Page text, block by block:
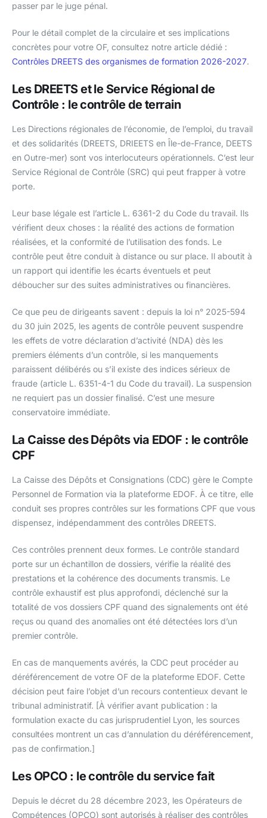
passer par le juge pénal.
Pour le détail complet de la circulaire et ses implications
concrètes pour votre OF, consultez notre article dédié :
Contrôles DREETS des organismes de formation 2026-2027.
Les DREETS et le Service Régional de
Contrôle : le contrôle de terrain
Les Directions régionales de l’économie, de l’emploi, du travail
et des solidarités (DREETS, DRIEETS en Île-de-France, DEETS
en Outre-mer) sont vos interlocuteurs opérationnels. C’est leur
Service Régional de Contrôle (SRC) qui peut frapper à votre
porte.
Leur base légale est l’article L. 6361-2 du Code du travail. Ils
vérifient deux choses : la réalité des actions de formation
réalisées, et la conformité de l’utilisation des fonds. Le
contrôle peut être conduit à distance ou sur place. Il aboutit à
un rapport qui identifie les écarts éventuels et peut
déboucher sur des suites administratives ou financières.
Ce que peu de dirigeants savent : depuis la loi n° 2025-594
du 30 juin 2025, les agents de contrôle peuvent suspendre
les effets de votre déclaration d’activité (NDA) dès les
premiers éléments d’un contrôle, si les manquements
paraissent délibérés ou s’il existe des indices sérieux de
fraude (article L. 6351-4-1 du Code du travail). La suspension
ne requiert pas un dossier finalisé. C’est une mesure
conservatoire immédiate.
La Caisse des Dépôts via EDOF : le contrôle
CPF
La Caisse des Dépôts et Consignations (CDC) gère le Compte
Personnel de Formation via la plateforme EDOF. À ce titre, elle
conduit ses propres contrôles sur les formations CPF que vous
dispensez, indépendamment des contrôles DREETS.
Ces contrôles prennent deux formes. Le contrôle standard
porte sur un échantillon de dossiers, vérifie la réalité des
prestations et la cohérence des documents transmis. Le
contrôle exhaustif est plus approfondi, déclenché sur la
totalité de vos dossiers CPF quand des signalements ont été
reçus ou quand des anomalies ont été détectées lors d’un
premier contrôle.
En cas de manquements avérés, la CDC peut procéder au
déréférencement de votre OF de la plateforme EDOF. Cette
décision peut faire l’objet d’un recours contentieux devant le
tribunal administratif. [À vérifier avant publication : la
formulation exacte du cas jurisprudentiel Lyon, les sources
consultées montrent un cas d’annulation du déréférencement,
pas de confirmation.]
Les OPCO : le contrôle du service fait
Depuis le décret du 28 décembre 2023, les Opérateurs de
Compétences (OPCO) sont autorisés à réaliser des contrôles